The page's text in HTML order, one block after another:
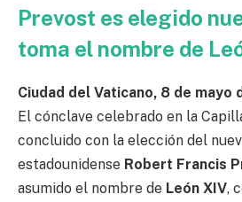
Prevost es elegido
toma el nombre de
Ciudad del Vaticano, 8 de mayo
El cónclave celebrado en la
concluido con la elección del
estadounidense Robert Francis
asumido el nombre de León XIV,